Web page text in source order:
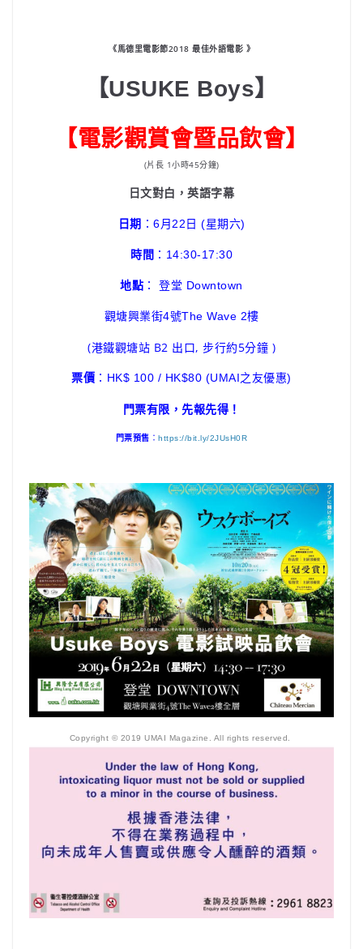
《馬德里電影節2018 最佳外語電影 》
【USUKE Boys】
【電影觀賞會暨品飲會】
(片長 1小時45分鐘)
日文對白，英語字幕
日期 ：6月22日 (星期六)
時間 ：14:30-17:30
地點 ： 登堂 Downtown
觀塘興業街4號The Wave 2樓
(港鐵觀塘站 B2 出口, 步行約5分鐘 )
票價 ：HK$ 100 / HK$80 (UMAI之友優惠)
門票有限，先報先得！
門票預售 ：https://bit.ly/2JUsH0R
Copyright © 2019 UMAI Magazine. All rights reserved.